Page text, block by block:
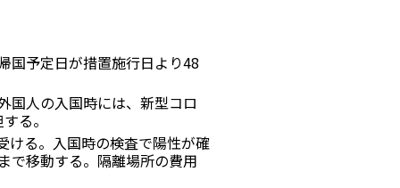
国予定日が措置施行日より48
国人の入国時には、新型コロ
る。
ける。入国時の検査で陽性が確
で移動する。隔離場所の費用